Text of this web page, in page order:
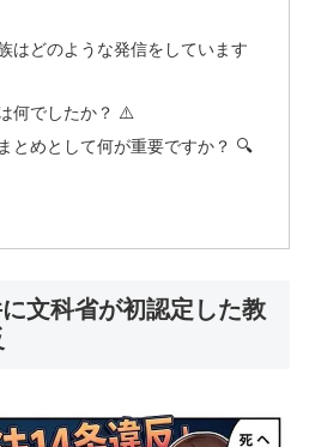
はどのような発信をしています
何でしたか？ ⚠️
とめとして何が重要ですか？ 🔍
文科省が初認定した教